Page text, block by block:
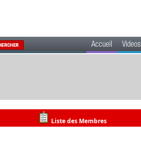
Accueil Videos
Liste des Membres